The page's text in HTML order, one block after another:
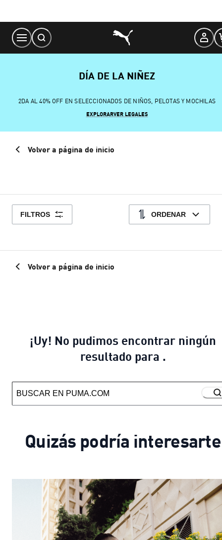
Content
DÍA DE LA NIÑEZ
2DA AL 40% OFF EN SELECCIONADOS DE NIÑOS, PELOTAS Y MOCHILAS
EXPLORARVER LEGALES
Volver a página de inicio
FILTROS ORDENAR
Volver a página de inicio
¡Uy! No pudimos encontrar ningún
resultado para .
Quizás podría interesarte